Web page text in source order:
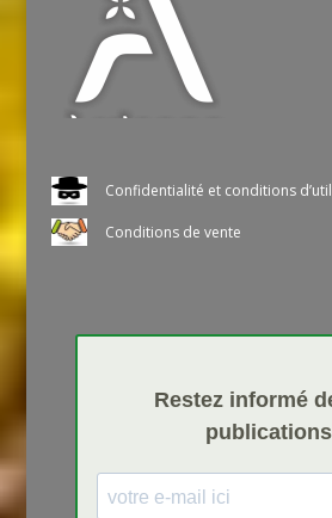
Confidentialité et conditions
Conditions de vente